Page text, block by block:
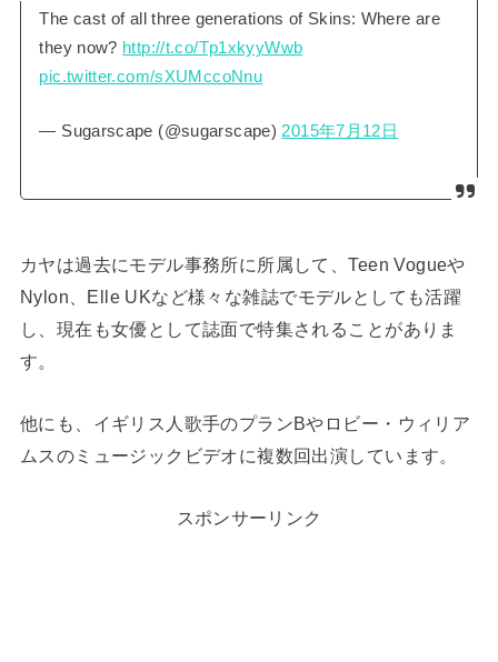
The cast of all three generations of Skins: Where are
they now? http://t.co/Tp1xkyyWwb
pic.twitter.com/sXUMccoNnu
— Sugarscape (@sugarscape)2015年7月12日
カヤは過去にモデル事務所に所属して、Teen Vogueや
Nylon、Elle UKなど様々な雑誌でモデルとしても活躍
し、現在も女優として誌面で特集されることがありま
す。
他にも、イギリス人歌手のプランBやロビー・ウィリア
ムスのミュージックビデオに複数回出演しています。
スポンサーリンク